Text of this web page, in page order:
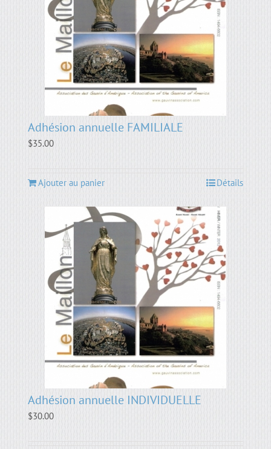
Adhésion annuelle FAMILIALE
$35.00
Ajouter au panier Détails
Adhésion annuelle INDIVIDUELLE
$30.00